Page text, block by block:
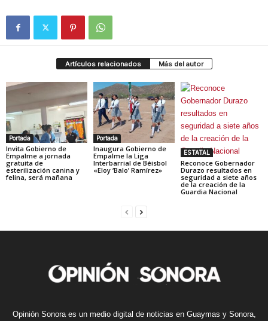
Artículos relacionados Más del autor
Portada
Invita Gobierno de
Empalme a jornada
gratuita de
esterilización canina y
felina, será mañana
Portada
Inaugura Gobierno de
Empalme la Liga
Interbarrial de Béisbol
«Eloy ‘Balo’ Ramírez»
ESTATAL
Reconoce Gobernador
Durazo resultados en
seguridad a siete años
de la creación de la
Guardia Nacional
Opinión Sonora es un medio digital de noticias en Guaymas y Sonora,